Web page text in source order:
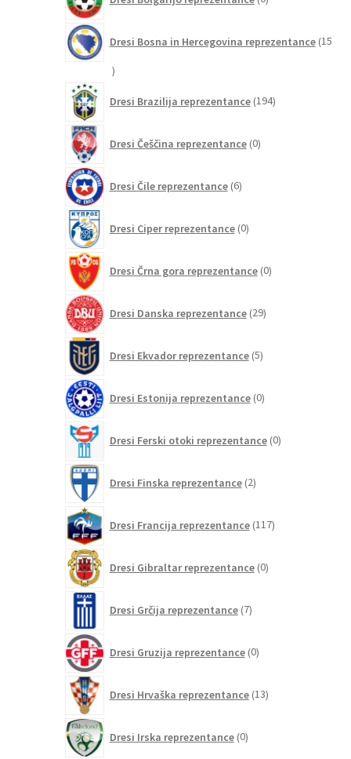
izdelkov
Dresi Bosna in Hercegovina reprezentance 15
15
Dresi Brazilija reprezentance 194izdelkov
Dresi Češčina reprezentance 0izdelkov
Dresi Čile reprezentance 6izdelkov
Dresi Ciper reprezentance 0izdelkov
Dresi Črna gora reprezentance 0izdelkov
Dresi Danska reprezentance 29izdelkov
Dresi Ekvador reprezentance 5izdelkov
Dresi Estonija reprezentance 0izdelkov
Dresi Ferski otoki reprezentance 0izdelkov
Dresi Finska reprezentance 2izdelka
Dresi Francija reprezentance 117izdelkov
Dresi Gibraltar reprezentance 0izdelkov
Dresi Grčija reprezentance 7izdelkov
Dresi Gruzija reprezentance 0izdelkov
Dresi Hrvaška reprezentance 13izdelkov
Dresi Irska reprezentance 0izdelkov